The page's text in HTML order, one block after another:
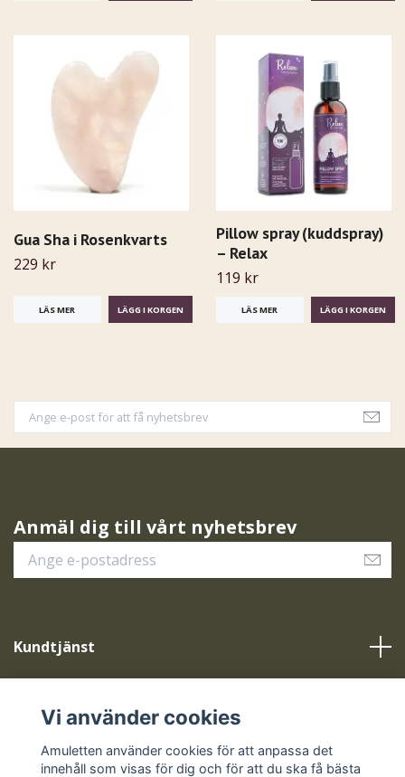
Gua Sha i Rosenkvarts
229 kr
LÄS MER
Pillow spray (kuddspray)
– Relax
119 kr
LÄS MER
Anmäl dig till vårt nyhetsbrev
Kundtjänst
Sociala medier
Vi använder cookies
Amuletten använder cookies för att anpassa det
innehåll som visas för dig och för att du ska få bästa